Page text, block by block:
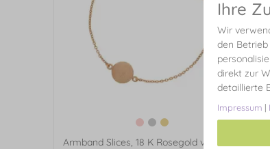
Armband Slices, 18 K Rosegold vergoldet
Ihre
Wir
den
direkt zur
detaillierte
Impressum |